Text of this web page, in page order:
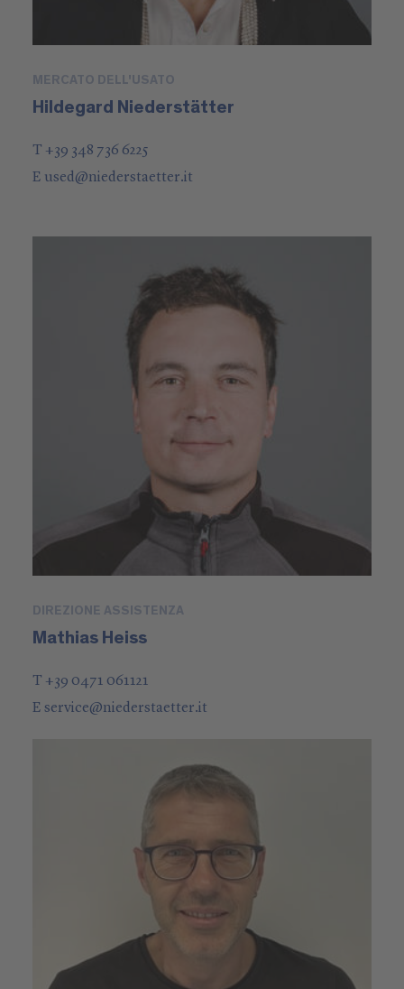
MERCATO DELL'USATO
Hildegard Niederstätter
T +39 348 736 6225
E used@niederstaetter.it
DIREZIONE ASSISTENZA
Mathias Heiss
T +39 0471 061121
Eservice@niederstaetter.it